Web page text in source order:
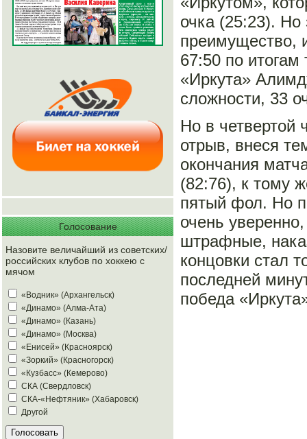
Голосование
Назовите величайший из советских/
российских клубов по хоккею с
мячом
«Водник» (Архангельск)
«Динамо» (Алма-Ата)
«Динамо» (Казань)
«Динамо» (Москва)
«Енисей» (Красноярск)
«Зоркий» (Красногорск)
«Кузбасс» (Кемерово)
СКА (Свердловск)
СКА-«Нефтяник» (Хабаровск)
Другой
очка (25:23). Но
преимущество,
67:50 по
«Иркута»
сложности, 33
Но в четвертой
отрыв, внеся
окончания
(82:76), к тому
пятый фол. Но
очень
штрафные,
концовки стал
последней
победа